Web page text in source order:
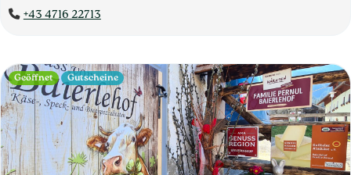
+43 4716 22713
Geöffnet Gutscheine